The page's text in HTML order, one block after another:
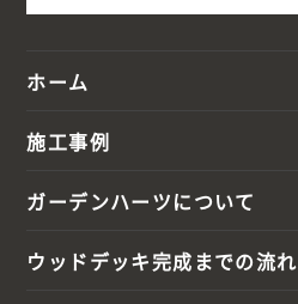
ホーム
施工事例
ガーデンハーツについて
ウッドデッキ完成までの流れ